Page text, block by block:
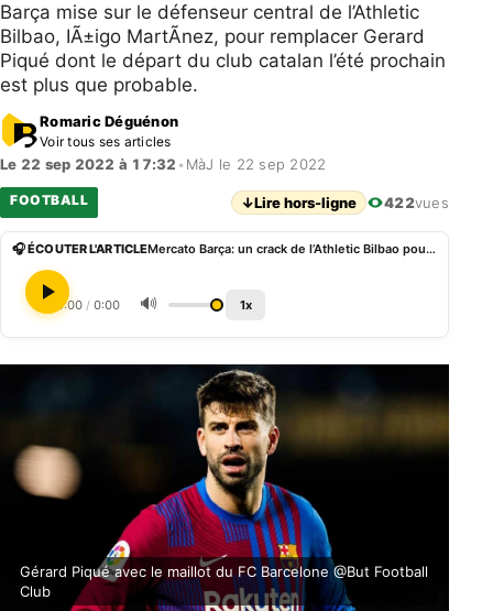
Barça mise sur le défenseur central de l’Athletic
Bilbao, IÃ±igo MartÃ­nez, pour remplacer Gerard
Piqué dont le départ du club catalan l’été prochain
est plus que probable.
Romaric Déguénon
Voir tous ses articles
Le 22 sep 2022 à 17:32 • MàJ le 22 sep 2022
FOOTBALL ↓Lire hors-ligne 422vues
🎧 ÉCOUTER L'ARTICLE Mercato Barça: un crack de l’Athletic Bilbao pour remplacer Gerard Piqué?
0:00 / 0:00 🔊 1x
Gérard Piqué avec le maillot du FC Barcelone @But Football
Club